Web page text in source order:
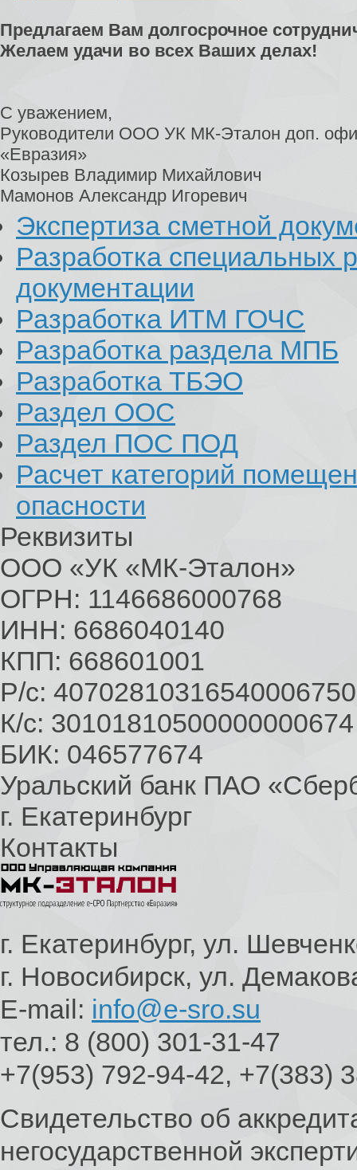
Предлагаем Вам долгосрочное
Желаем удачи во всех Ваших делах!
С уважением,
Руководители ООО УК МК-Эталон доп.
«Евразия»
Козырев Владимир Михайлович
Мамонов Александр Игоревич
Экспертиза сметной
Разработка специальных
документации
Разработка ИТМ ГОЧС
Разработка раздела МПБ
Разработка ТБЭО
Раздел ООС
Раздел ПОС ПОД
Расчет категорий
опасности
Реквизиты
ООО «УК «МК-Эталон»
ОГРН: 1146686000768
ИНН: 6686040140
КПП: 668601001
Р/с: 40702810316540006750
К/с: 30101810500000000674
БИК: 046577674
Уральский банк ПАО
г. Екатеринбург
Контакты
г. Екатеринбург, ул.
г. Новосибирск, ул.
E-mail: info@e-sro.su
тел.: 8 (800) 301-31-47
+7(953) 792-94-42, +7(383)
Свидетельство об
негосударственной